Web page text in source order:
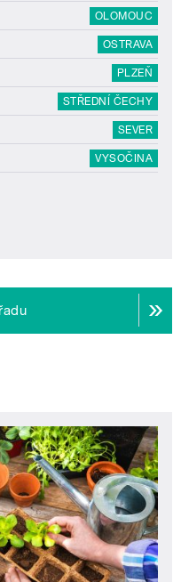
OLOMOUC
OSTRAVA
PLZEŇ
STŘEDNÍ ČECHY
SEVER
VYSOČINA